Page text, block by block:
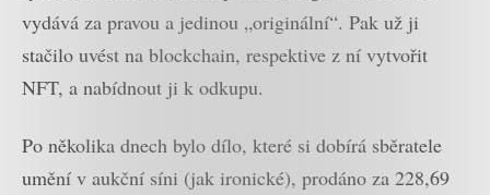
vydává za pravou a jedinou „originální“. Pak už ji
stačilo uvést na blockchain, respektive z ní vytvořit
NFT, a nabídnout ji k odkupu.
Po několika dnech bylo dílo, které si dobírá sběratele
umění v aukční síni (jak ironické), prodáno za 228,69